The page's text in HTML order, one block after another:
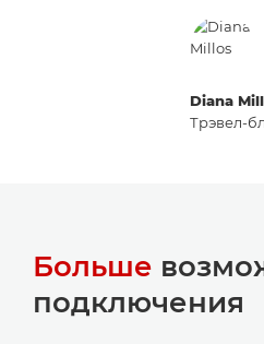
Diana
Трэвел-
Больше
подключения